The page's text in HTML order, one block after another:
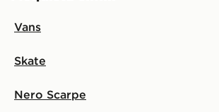
Vans
Skate
Nero Scarpe